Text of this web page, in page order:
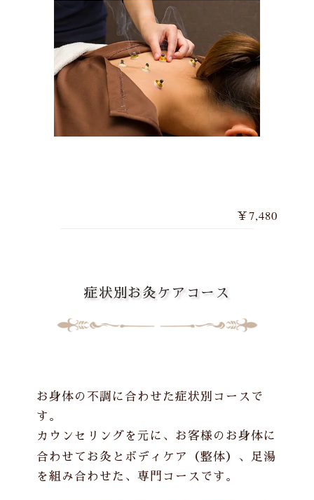
￥7,480
症状別お灸ケアコース
お身体の不調に合わせた症状別コースで
す。
カウンセリングを元に、お客様のお身体に
合わせてお灸 とボディケア（整体）、足湯
を組み合わせた、専門コースです。